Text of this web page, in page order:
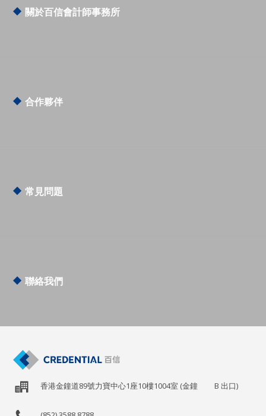
關於百信會計師事務所
合作夥伴
常見問題
聯絡我們
香港金鐘道89號力寶中心1座10樓1004室 (金鐘 B 出口)